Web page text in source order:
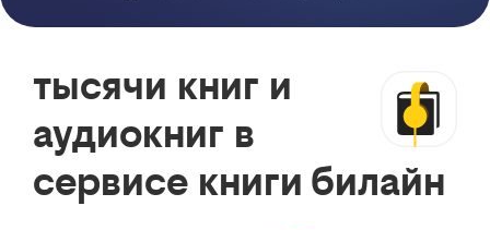
тысячи книг и
аудиокниг в
сервисе книги билайн